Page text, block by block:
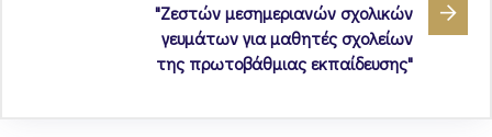
"Ζεστών μεσημεριανών σχολικών
γευμάτων για μαθητές σχολείων
της πρωτοβάθμιας εκπαίδευσης"